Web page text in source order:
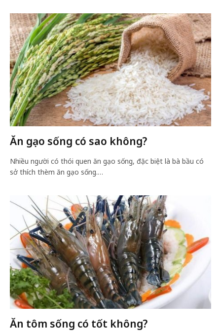
Ăn gạo sống có sao không?
Nhiều người có thói quen ăn gạo sống, đặc biệt là bà bầu có
sở thích thèm ăn gạo sống.…
Ăn tôm sống có tốt không?